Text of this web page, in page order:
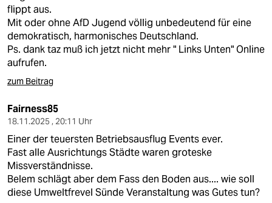
flippt aus.
Mit oder ohne AfD Jugend völlig unbedeutend für eine
demokratisch, harmonisches Deutschland.
Ps. dank taz muß ich jetzt nicht mehr " Links Unten" Online
aufrufen.
zum Beitrag
Fairness85
18.11.2025 , 20:11 Uhr
Einer der teuersten Betriebsausflug Events ever.
Fast alle Ausrichtungs Städte waren groteske
Missverständnisse.
Belem schlägt aber dem Fass den Boden aus.... wie soll
diese Umweltfrevel Sünde Veranstaltung was Gutes tun?